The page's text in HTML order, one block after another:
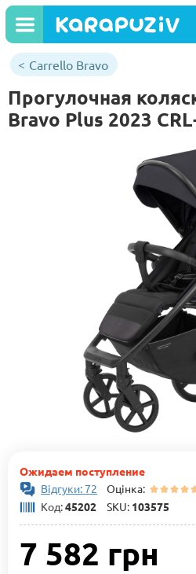
Carrello Bravo
Прогулочная
Bravo Plus 2023
Ожидаем поступление
Відгуки: 72 Оцінка:
Код:45202 SKU: 103575
7 582 грн